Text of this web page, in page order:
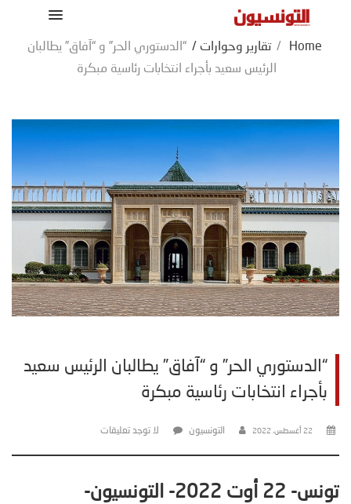
Home
/ تقارير وحوارات / “الدستوري الحر” و “آفاق” يطالبان
الرئيس سعيد بأجراء انتخابات رئاسية مبكرة
“الدستوري الحر” و “آفاق” يطالبان الرئيس سعيد
بأجراء انتخابات رئاسية مبكرة
22 أغسطس، 2022 التونسيون لا توجد تعليقات
تونس- 22 أوت 2022- التونسيون-